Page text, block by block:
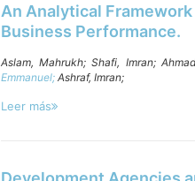
An Analytical
Business Performance.
Aslam, Mahrukh;Shafi, Imran;
Emmanuel; Ashraf, Imran;
Leer más